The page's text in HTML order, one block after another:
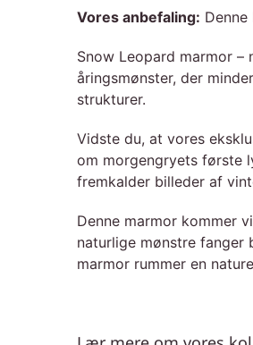
Vores anbefaling:
Snow Leopard marmor
åringsmønster, der
strukturer.
Vidste du, at vores
om morgengryets første
fremkalder billeder af
Denne marmor kommer
naturlige mønstre
marmor rummer en